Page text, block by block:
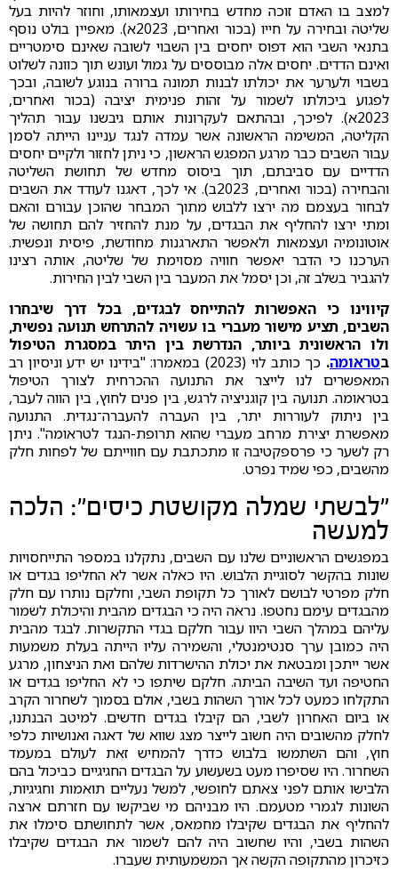
למצב בו האדם זוכה מחדש בחירותו ועצמאותו, וחוזר להיות בעל
שליטה ובחירה על חייו (בכור ואחרים, 2023א). מאפיין בולט נוסף
בתנאי השבי הוא דפוס יחסים בין השבוי לשובה שאינם סימטריים
ואינם הדדים. יחסים אלה מבוססים על גמול ועונש תוך כוונה לשלוט
בשבוי ולערער את יכולתו לבנות תמונה ברורה בנוגע לשובה, ובכך
לפגוע ביכולתו לשמור על זהות פנימית יציבה (בכור ואחרים,
2023א). לפיכך, ובהתאם לעקרונות אותם גיבשנו עבור תהליך
הקליטה, המשימה הראשונה אשר עמדה לנגד עניינו הייתה לסמן
עבור השבים כבר מרגע המפגש הראשון, כי ניתן לחזור ולקיים יחסים
הדדיים עם סביבתם, תוך ביסוס מחדש של תחושת השליטה
והבחירה (בכור ואחרים, 2023ב). אי לכך, דאגנו לעודד את השבים
לבחור בעצמם מה ירצו ללבוש מתוך המבחר שהוכן עבורם והאם
ומתי ירצו להחליף את הבגדים, על מנת להחזיר להם תחושה של
אוטונומיה ועצמאות ולאפשר התארגנות מחודשת, פיסית ונפשית.
הערכנו כי הדבר יאפשר חוויה מסוימת של שליטה, אותה רצינו
להגביר בשלב זה, וכן יסמל את המעבר בין השבי לבין החירות.
קיווינו כי האפשרות להתייחס לבגדים, בכל דרך שיבחרו
השבים, תציע מישור מעברי בו עשויה להתרחש תנועה נפשית,
ולו הראשונית ביותר, הנדרשת בין היתר במסגרת הטיפול
בטראומה.
כך כותב לוי (2023) במאמרו: "בידינו יש ידע וניסיון רב
המאפשרים לנו לייצר את התנועה ההכרחית לצורך הטיפול
בטראומה. תנועה בין קוגניציה לרגש, בין פנים לחוץ, בין הווה לעבר,
בין ניתוק לעוררות יתר, בין העברה להעברה־נגדית. התנועה
מאפשרת יצירת מרחב מעברי שהוא תרופת-הנגד לטראומה". ניתן
רק לשער כי פרספקטיבה זו מתכתבת עם חווייתם של לפחות חלק
מהשבים, כפי שמיד נפרט.
"לבשתי שמלה מקושטת כיסים": הלכה
למעשה
במפגשים הראשוניים שלנו עם השבים, נתקלנו במספר התייחסויות
שונות בהקשר לסוגיית הלבוש. היו כאלה אשר לא החליפו בגדים או
חלק מפרטי לבושם לאורך כל תקופת השבי, וחלקם נותרו עם חלק
מהבגדים עימם נחטפו. נראה היה כי הבגדים מהבית והיכולת לשמור
עליהם במהלך השבי היוו עבור חלקם בגדי התקשרות. לבגד מהבית
היה כמובן ערך סנטימנטלי, והשמירה עליו הייתה בעלת משמעות
אשר ייתכן ומבטאת את יכולת ההישרדות שלהם ואת הניצחון, מרגע
החטיפה ועד השיבה הביתה. חלקם שיתפו כי לא החליפו בגדים או
התקלחו כמעט לכל אורך השהות בשבי, אולם בסמוך לשחרור הקרב
או ביום האחרון לשבי, הם קיבלו בגדים חדשים. למיטב הבנתנו,
לחלק מהשובים היה חשוב לייצר מצג שווא של דאגה ואנושיות כלפי
חוץ, והם השתמשו בלבוש כדרך להמחיש זאת לעולם במעמד
השחרור. היו שסיפרו מעט בשעשוע על הבגדים החגיגיים כביכול בהם
הלבישו אותם לפני צאתם לחופשי, למשל נעליים תואמות וחגיגיות,
השונות לגמרי מטעמם. היו מבניהם מי שביקשו עם חזרתם ארצה
להחליף את הבגדים שקיבלו מחמאס, אשר לתחושתם סימלו את
השהות בשבי, והיו שחשוב היה להם לשמור את הבגדים שקיבלו
כזיכרון מהתקופה הקשה אך המשמעותית שעברו.